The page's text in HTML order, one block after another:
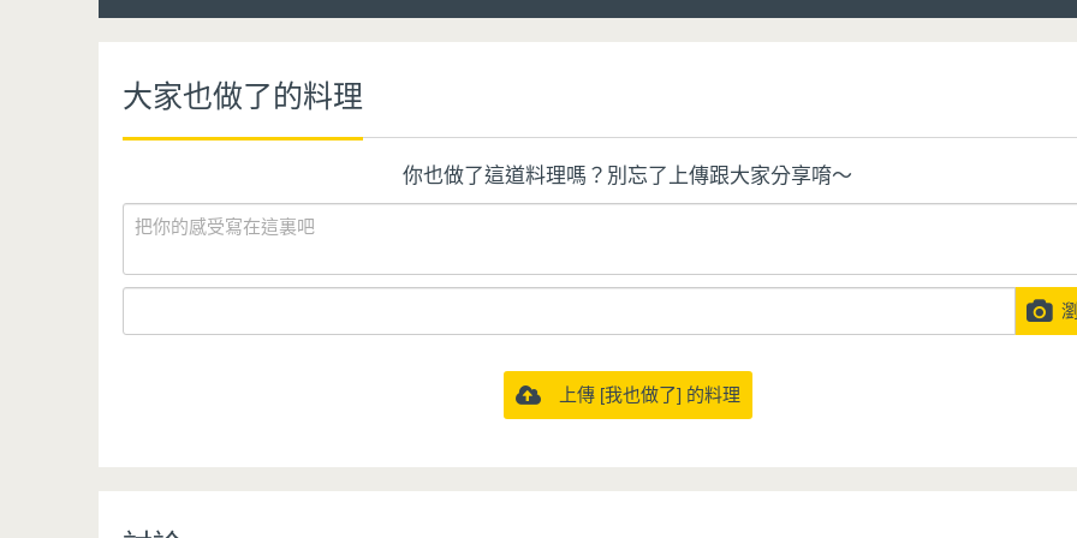
大家也做了的料理
你也做了這道料理嗎？別忘了上傳跟大家分享唷～
上傳 [我也做了] 的料理